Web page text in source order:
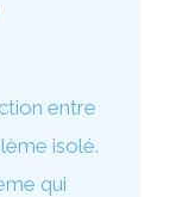
entre
isolé.
qui